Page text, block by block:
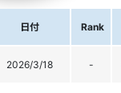
日付 Rank
2026/3/18 -